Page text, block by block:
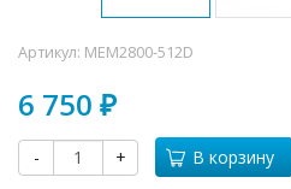
Артикул: MEM2800-512D
6 750 ₽
- + В корзину